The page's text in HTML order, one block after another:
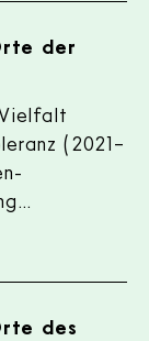
der
(2021–
des